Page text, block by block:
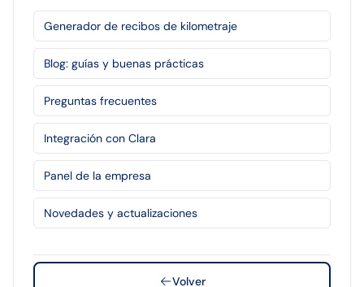
Generador de recibos de kilometraje
Blog: guías y buenas prácticas
Preguntas frecuentes
Integración con Clara
Panel de la empresa
Novedades y actualizaciones
Volver